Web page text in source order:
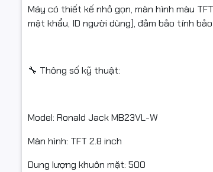
Máy có thiết kế nhỏ gọn, màn hình màu
mật khẩu, ID người dùng), đảm bảo tính
🔧 Thông số kỹ thuật:
Model: Ronald Jack MB23VL-W
Màn hình: TFT 2.8 inch
Dung lượng khuôn mặt: 500